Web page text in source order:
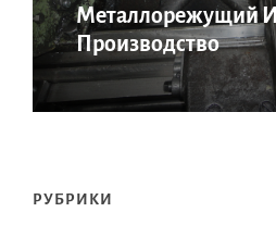
Металлорежущий
Производство
РУБРИКИ